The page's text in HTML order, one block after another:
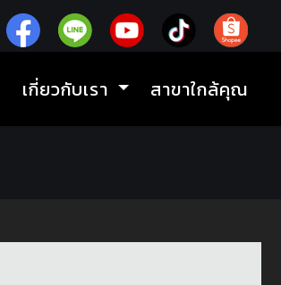
เกี่ยวกับเรา สาขาใกล้คุณ